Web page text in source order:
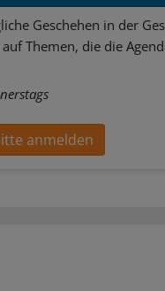
Geschehen in der
Themen, die die
anmelden